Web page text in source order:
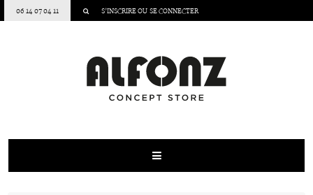
06 14 07 04 11 S’INSCRIREOU SE CONNECTER